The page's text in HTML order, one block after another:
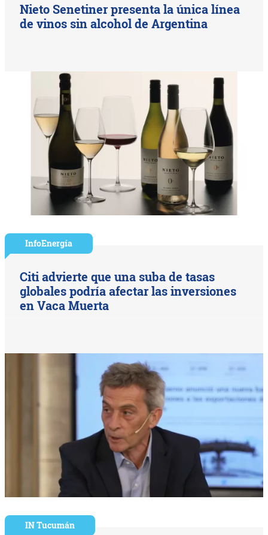
Nieto Senetiner presenta la única línea
de vinos sin alcohol de Argentina
InfoEnergía
Citi advierte que una suba de tasas
globales podría afectar las inversiones
en Vaca Muerta
IN Tucumán